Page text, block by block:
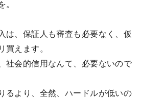
は、保証人も審査も必要なく、仮
えます。
社会的信用なんて、必要ないので
るより、全然、ハードルが低いの